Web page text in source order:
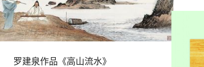
罗建泉作品《高山流水》